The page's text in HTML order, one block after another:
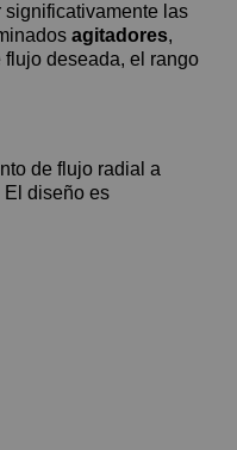
significativamente las
agitadores,
deseada, el rango
de flujo radial a
El diseño es